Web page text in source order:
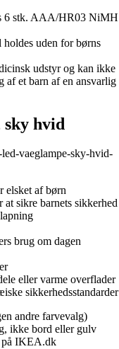
6 stk. AAA/HR03 NiMH
uden for børns
udstyr og kan ikke
af et barn af en ansvarlig
hvid
vaeglampe-sky-hvid-
elsket af børn
at sikre barnets sikkerhed
brug om dagen
eller varme overflader
sikkerhedsstandarder
andre farvevalg)
ikke bord eller gulv
på IKEA.dk